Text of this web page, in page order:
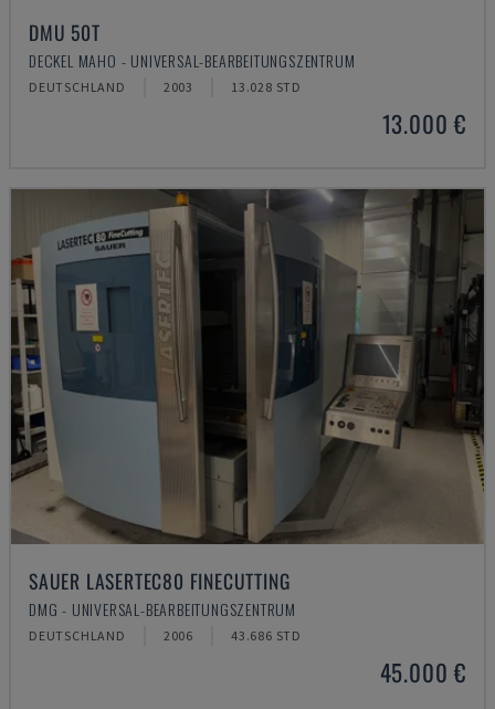
DMU 50T
DECKEL MAHO - UNIVERSAL-BEARBEITUNGSZENTRUM
DEUTSCHLAND 2003 13.028 STD
13.000 €
SAUER LASERTEC80 FINECUTTING
DMG - UNIVERSAL-BEARBEITUNGSZENTRUM
DEUTSCHLAND 2006 43.686 STD
45.000 €